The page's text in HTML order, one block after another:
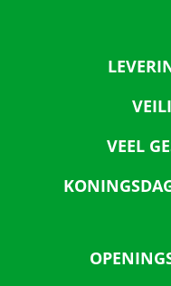
VEEL